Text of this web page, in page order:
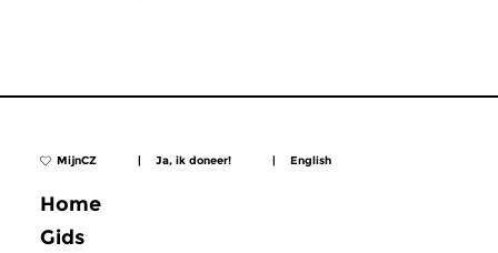
MijnCZ | Ja, ik doneer! | English
Home
Gids